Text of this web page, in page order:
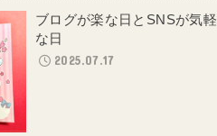
ブログが楽な日とSNSが気軽
な日
2025.07.17